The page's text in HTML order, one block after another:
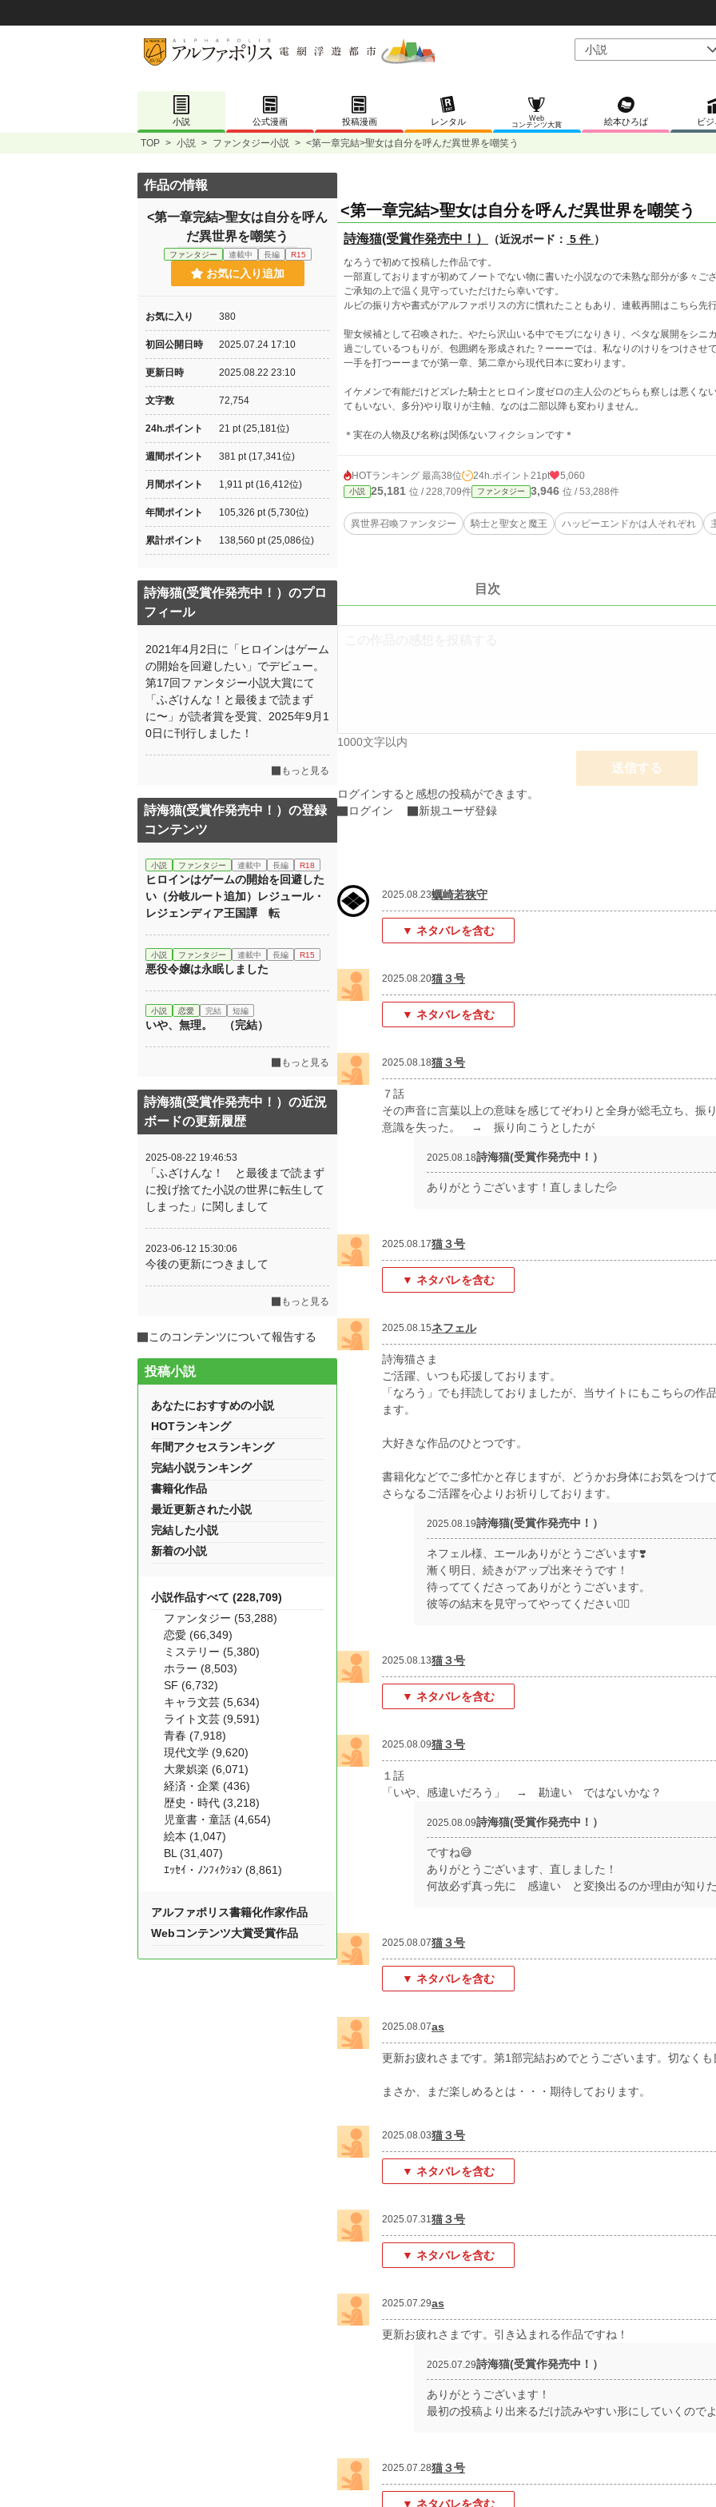
小説 公式漫画 投稿漫画 レンタル
Web
コンテンツ大賞
絵本ひろば ビジ
TOP > 小説 > ファンタジー小説 > <第一章完結>聖女は自分を呼んだ異世界を嘲笑う
<第一章完結>聖女は自分を呼んだ異世界を嘲笑う
詩海猫(受賞作発売中！） （近況ボード： 5 件 ）
なろうで初めて投稿した作品です。
一部直しておりますが初めてノートでない物に書いた小説なので未熟な部分が多々ござ
ご承知の上で温く見守っていただけたら幸いです。
ルビの振り方や書式がアルファポリスの方に慣れたこともあり、連載再開はこちら先
聖女候補として召喚された。やたら沢山いる中でモブになりきり、ベタな展開をシニ
過ごしているつもりが、包囲網を形成された？ーーーでは、私なりのけりをつけさせ
一手を打つーーまでが第一章、第二章から現代日本に変わります。
イケメンで有能だけどズレた騎士とヒロイン度ゼロの主人公のどちらも察しは悪くな
てもいない、多分)やり取りが主軸、なのは二部以降も変わりません。
＊実在の人物及び名称は関係ないフィクションです＊
HOTランキング 最高38位 24h.ポイント 21pt 5,060
小説 25,181 位 / 228,709件 ファンタジー 3,946 位 / 53,288件
異世界召喚ファンタジー 騎士と聖女と魔王 ハッピーエンドかは人それぞれ
目次
1000文字以内
送信する
ログインすると感想の投稿ができます。
ログイン
新規ユーザ登録
2025.08.23蠣崎若狭守
▼ ネタバレを含む
2025.08.20猫３号
▼ ネタバレを含む
2025.08.18猫３号
７話
その声音に言葉以上の意味を感じてぞわりと全身が総毛立ち、振
意識を失った。 → 振り向こうとしたが
2025.08.18詩海猫(受賞作発売中！）
ありがとうございます！直しました💦
2025.08.17猫３号
▼ ネタバレを含む
2025.08.15ネフェル
詩海猫さま
ご活躍、いつも応援しております。
「なろう」でも拝読しておりましたが、当サイトにもこちらの
ます。
大好きな作品のひとつです。
書籍化などでご多忙かと存じますが、どうかお身体にお気をつけて
さらなるご活躍を心よりお祈りしております。
2025.08.19詩海猫(受賞作発売中！）
ネフェル様、エールありがとうございます❣️
漸く明日、続きがアップ出来そうです！
待っててくださってありがとうございます。
彼等の結末を見守ってやってください🙇‍♀️
2025.08.13猫３号
▼ ネタバレを含む
2025.08.09猫３号
１話
「いや、感違いだろう」 → 勘違い ではないかな？
2025.08.09詩海猫(受賞作発売中！）
ですね😅
ありがとうございます、直しました！
何故必ず真っ先に 感違い と変換出るのか理由が知り
2025.08.07猫３号
▼ ネタバレを含む
2025.08.07as
更新お疲れさまです。第1部完結おめでとうございます。切なくも
まさか、まだ楽しめるとは・・・期待しております。
2025.08.03猫３号
▼ ネタバレを含む
2025.07.31猫３号
▼ ネタバレを含む
2025.07.29as
更新お疲れさまです。引き込まれる作品ですね！
2025.07.29詩海猫(受賞作発売中！）
ありがとうございます！
最初の投稿より出来るだけ読みやすい形にしていくので
2025.07.28猫３号
▼ ネタバレを含む
作品の情報
<第一章完結>聖女は自分を呼ん
だ異世界を嘲笑う
ファンタジー 連載中 長編 R15
お気に入り追加
お気に入り 380
初回公開日時 2025.07.24 17:10
更新日時 2025.08.22 23:10
文字数 72,754
24h.ポイント 21 pt (25,181位)
週間ポイント 381 pt (17,341位)
月間ポイント 1,911 pt (16,412位)
年間ポイント 105,326 pt (5,730位)
累計ポイント 138,560 pt (25,086位)
詩海猫(受賞作発売中！）のプロ
フィール
2021年4月2日に「ヒロインはゲーム
の開始を回避したい」でデビュー。
第17回ファンタジー小説大賞にて
「ふざけんな！と最後まで読まず
に〜」が読者賞を受賞、2025年9月1
0日に刊行しました！
もっと見る
詩海猫(受賞作発売中！）の登録
コンテンツ
小説 ファンタジー 連載中 長編 R18
ヒロインはゲームの開始を回避した
い（分岐ルート追加）レジュール・
レジェンディア王国譚 転
小説 ファンタジー 連載中 長編 R15
悪役令嬢は永眠しました
小説 恋愛 完結 短編
いや、無理。 （完結）
もっと見る
詩海猫(受賞作発売中！）の近況
ボードの更新履歴
2025-08-22 19:46:53
「ふざけんな！ と最後まで読まず
に投げ捨てた小説の世界に転生して
しまった」に関しまして
2023-06-12 15:30:06
今後の更新につきまして
もっと見る
このコンテンツについて報告する
投稿小説
あなたにおすすめの小説
HOTランキング
年間アクセスランキング
完結小説ランキング
書籍化作品
最近更新された小説
完結した小説
新着の小説
小説作品すべて (228,709)
ファンタジー (53,288)
恋愛 (66,349)
ミステリー (5,380)
ホラー (8,503)
SF (6,732)
キャラ文芸 (5,634)
ライト文芸 (9,591)
青春 (7,918)
現代文学 (9,620)
大衆娯楽 (6,071)
経済・企業 (436)
歴史・時代 (3,218)
児童書・童話 (4,654)
絵本 (1,047)
BL (31,407)
ｴｯｾｲ・ﾉﾝﾌｨｸｼｮﾝ (8,861)
アルファポリス書籍化作家作品
Webコンテンツ大賞受賞作品